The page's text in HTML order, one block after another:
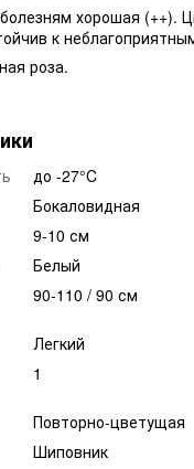
хорошая (++).
к
роза.
до -27°C
Бокаловидная
9-10 см
Белый
90-110 / 90 см
Легкий
1
Повторно-цветущая
Шиповник